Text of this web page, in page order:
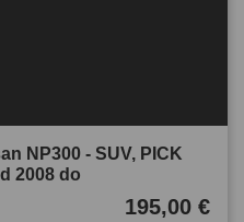
NP300 - SUV, PICK
2008 do
195,00 €